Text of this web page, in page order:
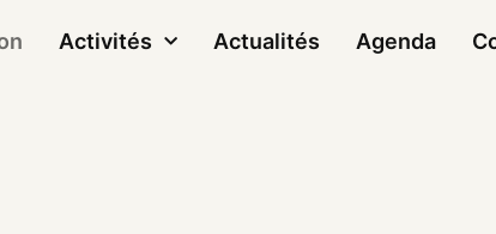
Activités Actualités Agenda